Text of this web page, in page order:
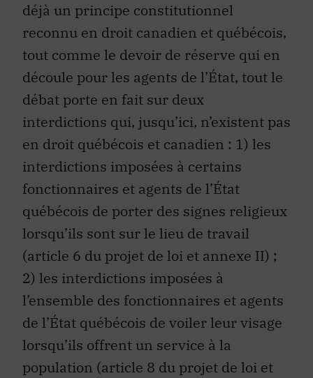
déjà un principe constitutionnel
reconnu en droit canadien et québécois,
tout comme le devoir de réserve qui en
découle pour les agents de l’État, tout le
débat porte en fait sur deux
interdictions qui, jusqu’ici, n’existent pas
en droit québécois et canadien : 1) les
interdictions imposées à certains
fonctionnaires et agents de l’État
québécois de porter des signes religieux
lorsqu’ils sont sur le lieu de travail
(article 6 du projet de loi et annexe II) ;
2) les interdictions imposées à
l’ensemble des fonctionnaires et agents
de l’État québécois de voiler leur visage
lorsqu’ils offrent un service à la
population (article 8 du projet de loi et